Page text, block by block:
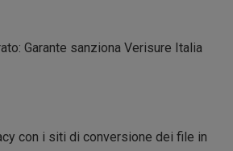
Garante sanziona Verisure Italia
con i siti di conversione dei file in